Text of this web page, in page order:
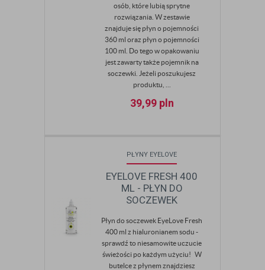
osób, które lubią sprytne
rozwiązania. W zestawie
znajduje się płyn o pojemności
360 ml oraz płyn o pojemności
100 ml. Do tego w opakowaniu
jest zawarty także pojemnik na
soczewki. Jeżeli poszukujesz
produktu, ...
39,99 pln
PŁYNY EYELOVE
EYELOVE FRESH 400
ML - PŁYN DO
SOCZEWEK
Płyn do soczewek EyeLove Fresh
400 ml z hialuronianem sodu -
sprawdź to niesamowite uczucie
świeżości po każdym użyciu! W
butelce z płynem znajdziesz